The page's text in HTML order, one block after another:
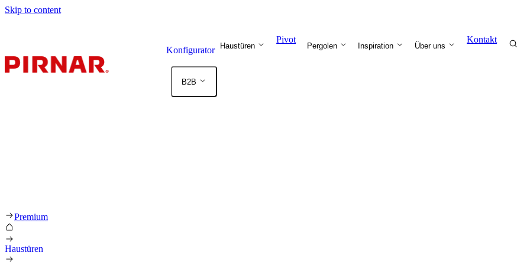
Skip to content
Konfigurator Haustüren
Pivot
Pergolen Inspiration Über uns
Kontakt
B2B
Premium
Haustüren